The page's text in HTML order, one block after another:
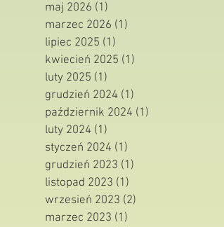
maj 2026 (1)
marzec 2026 (1)
lipiec 2025 (1)
kwiecień 2025 (1)
luty 2025 (1)
grudzień 2024 (1)
październik 2024 (1)
luty 2024 (1)
styczeń 2024 (1)
grudzień 2023 (1)
listopad 2023 (1)
wrzesień 2023 (2)
marzec 2023 (1)